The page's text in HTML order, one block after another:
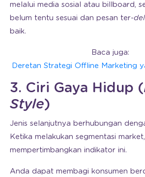
melalui media sosial atau billboard,
belum tentu sesuai dan pesan ter-
baik.
Baca juga:
Deretan Strategi Offline Marketing
3. Ciri Gaya Hidup (
Style)
Jenis selanjutnya berhubungan
Ketika melakukan segmentasi
mempertimbangkan indikator ini.
Anda dapat membagi konsumen